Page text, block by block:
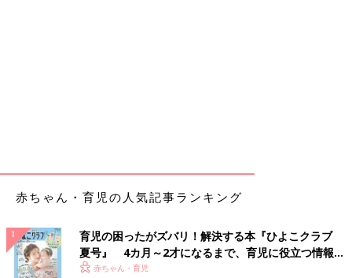
赤ちゃん・育児の人気記事ランキング
育児の困ったがズバリ！解決する本『ひよこクラブ
夏号』 4カ月～2才になるまで、育児に役立つ情報が
いっぱい！
赤ちゃん・育児